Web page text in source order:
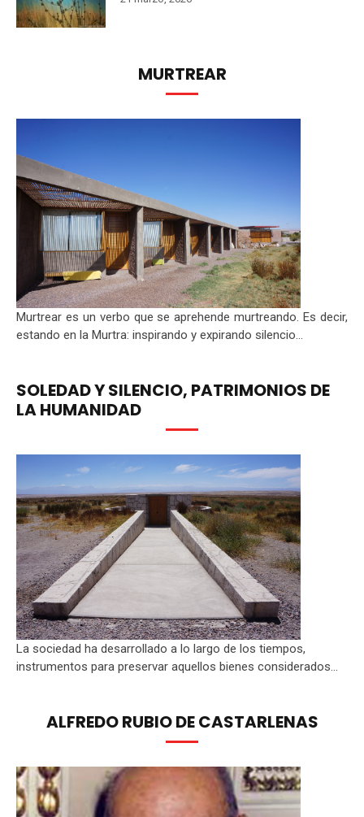
MURTREAR
Murtrear es un verbo que se aprehende murtreando. Es decir,
estando en la Murtra: inspirando y expirando silencio...
SOLEDAD Y SILENCIO, PATRIMONIOS DE
LA HUMANIDAD
La sociedad ha desarrollado a lo largo de los tiempos,
instrumentos para preservar aquellos bienes considerados...
ALFREDO RUBIO DE CASTARLENAS